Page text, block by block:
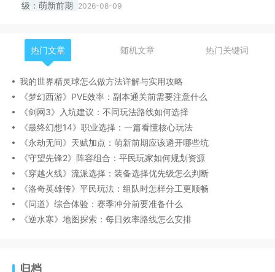
2026-08-09
热门文章 随机文章 热门关键词
我的世界精灵球怎么做方法详解与实用攻略
《梦幻西游》PVE效率：副本通关前需要注意什么
《剑网3》入坑建议：不同玩法路线如何选择
《最终幻想14》职业选择：一篇看懂核心玩法
《永劫无间》天赋加点：萌新前期应该避开哪些坑
《守望先锋2》阵容组合：平民玩家如何规划资源
《穿越火线》流派选择：装备选择优先级怎么判断
《洛奇英雄传》平民玩法：组队时怎样分工更顺畅
《问道》综合体验：赛季冲分前要准备什么
《逆水寒》地图探索：每日效率路线怎么安排
归档